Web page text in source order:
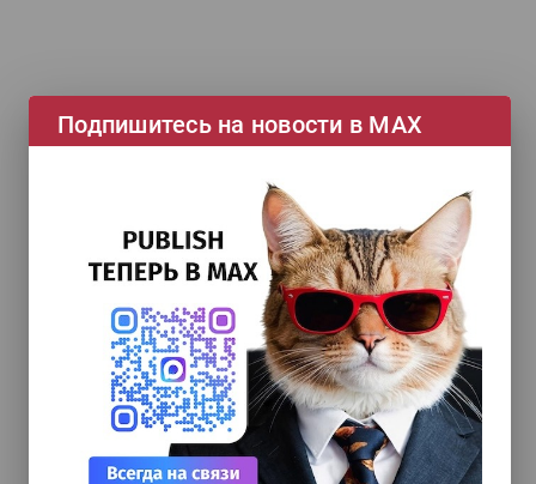
Подпишитесь на новости в МАХ